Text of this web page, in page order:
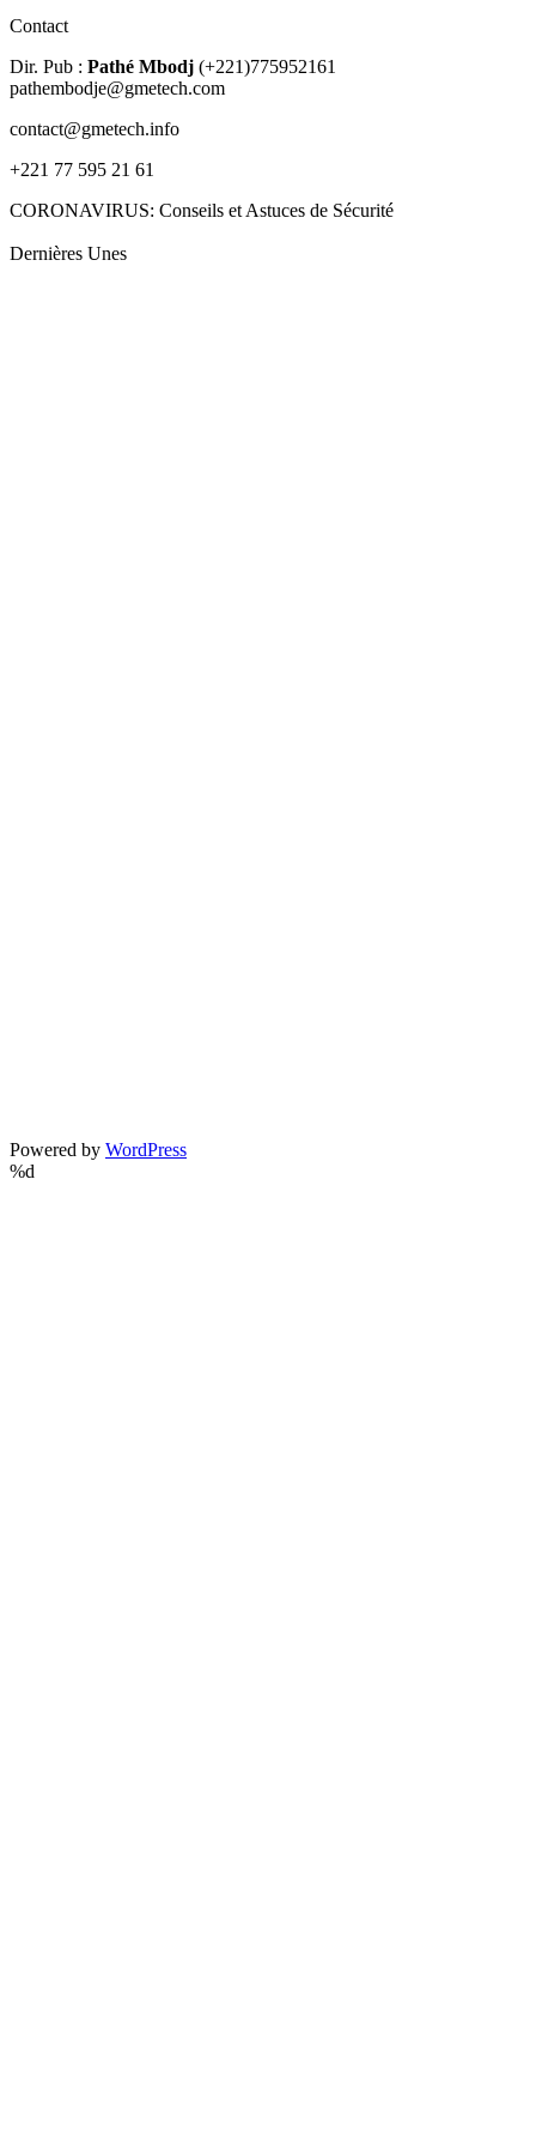
Contact
Dir. Pub : Pathé Mbodj (+221)775952161
pathembodje@gmetech.com
contact@gmetech.info
+221 77 595 21 61
CORONAVIRUS: Conseils et Astuces de Sécurité
Dernières Unes
Powered by WordPress
%d